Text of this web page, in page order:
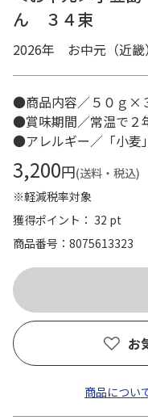
ん ３４束
2026年 お中元（近畿）
●商品内容／５０ｇ×
●賞味期間／常温で２
●アレルギー／「小麦
3,200円(送料・税込)
※軽減税率対象
獲得ポイント： 32 pt
商品番号
8075613323
お
商品につい